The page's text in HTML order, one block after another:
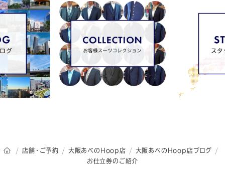
オーダースーツSADAのトップページ
店舗・ご予約 大阪あべのHoop店
大阪あべのHoop店ブログ
お仕立券のご紹介